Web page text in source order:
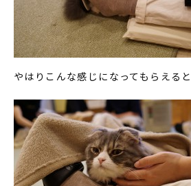
やはりこんな感じになってもらえると